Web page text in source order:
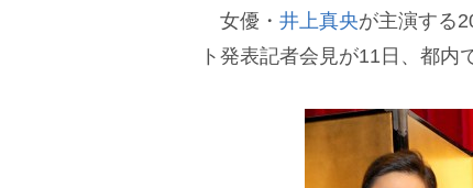
女優・ 井上真央が主演する
ト発表記者会見が11日、都内